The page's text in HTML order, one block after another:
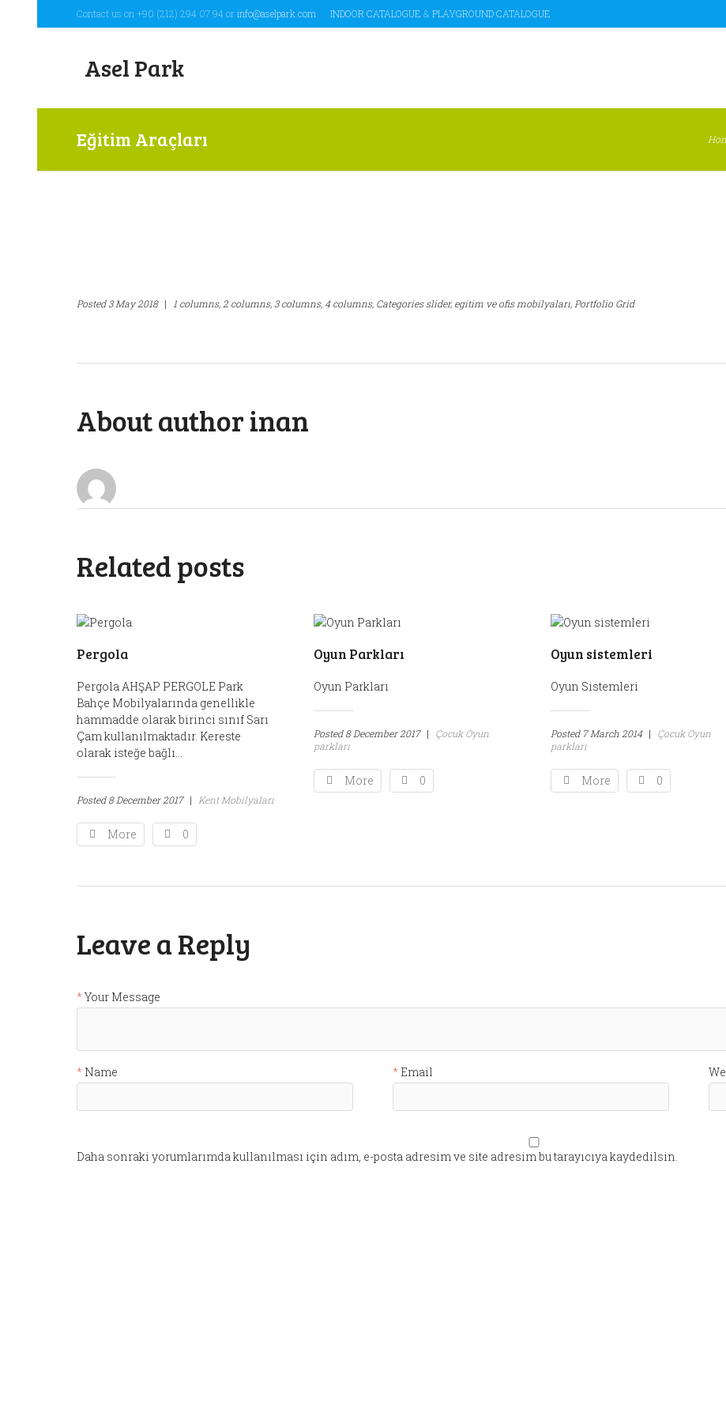
Contact us on +90 (212) 294 07 94 or info@aselpark.com INDOOR CATALOGUE & PLAYGROUND CATALOGUE
Asel Park
Eğitim Araçları
Posted3 May 2018 | 1 columns, 2 columns, 3 columns, 4 columns, Categories slider, egitim ve ofis mobilyaları, Portfolio Grid
About authorinan
Related posts
Pergola
Pergola AHŞAP PERGOLE Park
Bahçe Mobilyalarında genellikle
hammadde olarak birinci sınıf Sarı
Çam kullanılmaktadır. Kereste
olarak isteğe bağlı...
Posted8 December 2017 | Kent Mobilyaları
More 0
Oyun Parkları
Oyun Parkları
Posted8 December 2017 |
Çocuk Oyun
parkları
More 0
Oyun sistemleri
Oyun Sistemleri
Posted 7 March 2014 |
Çocuk Oyun
parkları
More 0
Leave a Reply
Your Message
Name Email
Daha sonraki yorumlarımda kullanılması için adım, e-posta adresim ve site adresim bu tarayıcıya kaydedilsin.